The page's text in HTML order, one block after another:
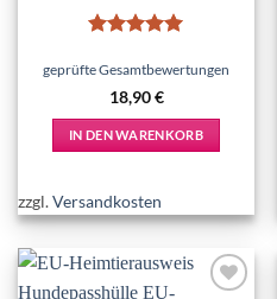
mit5von
geprüfte Gesamtbewertungen
18,90€
IN DEN WARENKORB
zzgl.Versandkosten